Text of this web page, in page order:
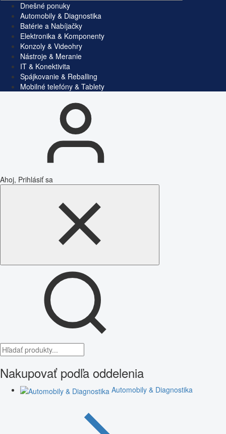
Dnešné ponuky
Automobily & Diagnostika
Batérie a Nabíjačky
Elektronika & Komponenty
Konzoly & Videohry
Nástroje & Meranie
IT & Konektivita
Spájkovanie & Reballing
Mobilné telefóny & Tablety
Ahoj, Prihlásiť sa
Nakupovať podľa oddelenia
Automobily & Diagnostika